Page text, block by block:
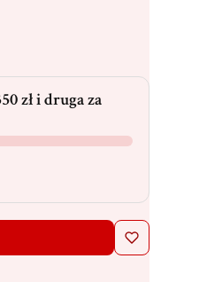
zł i druga za